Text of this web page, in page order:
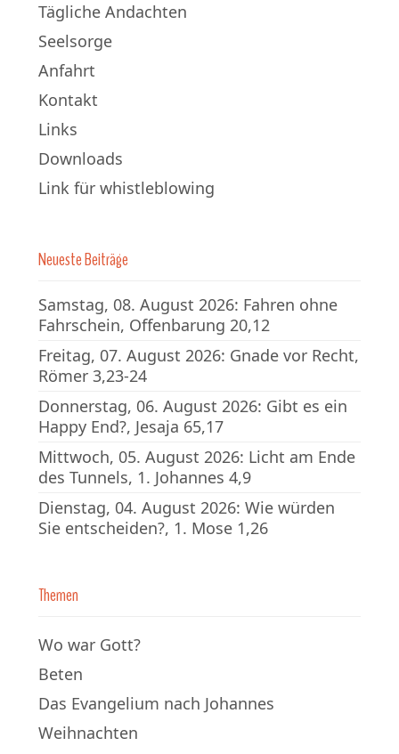
Tägliche Andachten
Seelsorge
Anfahrt
Kontakt
Links
Downloads
Link für whistleblowing
Neueste Beiträge
Samstag, 08. August 2026: Fahren ohne
Fahrschein, Offenbarung 20,12
Freitag, 07. August 2026: Gnade vor Recht,
Römer 3,23-24
Donnerstag, 06. August 2026: Gibt es ein
Happy End?, Jesaja 65,17
Mittwoch, 05. August 2026: Licht am Ende
des Tunnels, 1. Johannes 4,9
Dienstag, 04. August 2026: Wie würden
Sie entscheiden?, 1. Mose 1,26
Themen
Wo war Gott?
Beten
Das Evangelium nach Johannes
Weihnachten